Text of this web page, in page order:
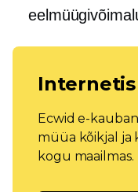
Ecwid e-
müüa kõikjal ja
kogu maailmas.